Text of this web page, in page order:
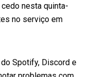
nesta quinta-
no serviço em
Spotify, Discord e